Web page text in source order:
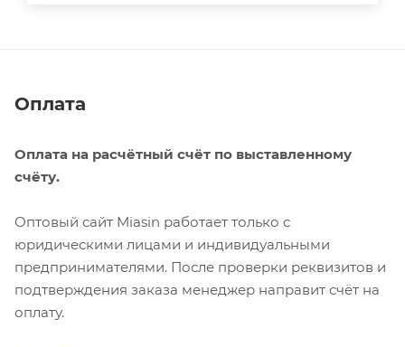
Оплата
Оплата на расчётный счёт по выставленному
счёту.
Оптовый сайт Miasin работает только с
юридическими лицами и индивидуальными
предпринимателями. После проверки реквизитов и
подтверждения заказа менеджер направит счёт на
оплату.